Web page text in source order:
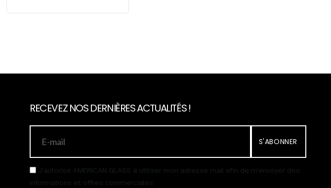
RECEVEZ NOS DERNIÈRES ACTUALITÉS !
S'ABONNER
J’autorise AMERICAN GLASS à utiliser mon adresse mail afin de m’envoyer des
informations et offres commerciales